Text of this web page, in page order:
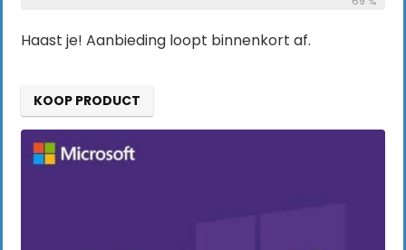
Haast je! Aanbieding loopt binnenkort af.
KOOP PRODUCT